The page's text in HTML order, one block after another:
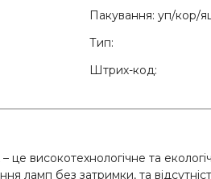
Пакування: уп/кор/
Тип:
Штрих-код:
це високотехнологічне та
ламп без затримки, та